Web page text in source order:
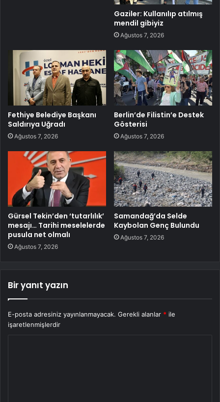
Gaziler: Kullanılıp atılmış
mendil gibiyiz
Ağustos 7, 2026
Fethiye Belediye Başkanı
Saldırıya Uğradı
Ağustos 7, 2026
Berlin’de Filistin’e Destek
Gösterisi
Ağustos 7, 2026
Gürsel Tekin’den ‘tutarlılık’
mesajı… Tarihi meselelerde
pusula net olmalı
Ağustos 7, 2026
Samandağ’da Selde
Kaybolan Genç Bulundu
Ağustos 7, 2026
Bir yanıt yazın
E-posta adresiniz yayınlanmayacak. Gerekli alanlar * ile
işaretlenmişlerdir